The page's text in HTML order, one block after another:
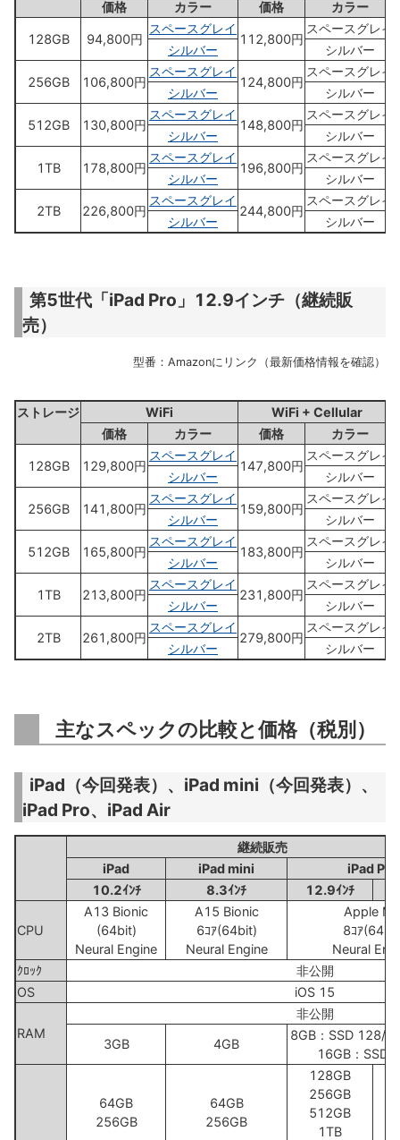
価格
カラー 価格 カラー
128GB 94,800円
スペースグレイ
112,800円
スペースグレイ
シルバー
シルバー
256GB 106,800円
スペースグレイ
124,800円
スペースグレイ
シルバー
シルバー
512GB 130,800円
スペースグレイ
148,800円
スペースグレイ
シルバー
シルバー
1TB 178,800円
スペースグレイ
196,800円
スペースグレイ
シルバー
シルバー
2TB 226,800円
スペースグレイ
244,800円
スペースグレイ
シルバー
シルバー
第5世代「iPad Pro」12.9インチ（継続販
売）
型番：Amazonにリンク（最新価格情報を確認）
ストレージ WiFi
WiFi + Cellular
価格
カラー 価格 カラー
128GB 129,800円
スペースグレイ
147,800円
スペースグレイ
シルバー
シルバー
256GB 141,800円
スペースグレイ
159,800円
スペースグレイ
シルバー
シルバー
512GB 165,800円
スペースグレイ
183,800円
スペースグレイ
シルバー
シルバー
1TB 213,800円
スペースグレイ
231,800円
スペースグレイ
シルバー
シルバー
2TB 261,800円
スペースグレイ
279,800円
スペースグレイ
シルバー
シルバー
主なスペックの比較と価格（税別）
iPad（今回発表）、iPad mini（今回発表）、
iPad Pro、iPad Air
継続販売
iPad
iPad mini
iPad Pro
10.2ｲﾝﾁ
8.3ｲﾝﾁ 12.9ｲﾝﾁ
CPU
A13 Bionic
(64bit)
Neural Engine
A15 Bionic
6ｺｱ(64bit)
Neural Engine
Apple
8ｺｱ
Neural
ｸﾛｯｸ
非公開
OS
iOS 15
RAM
非公開
3GB
4GB
8GB：SSD 128/
16GB：SSD
64GB
256GB
64GB
256GB
128GB
256GB
512GB
1TB